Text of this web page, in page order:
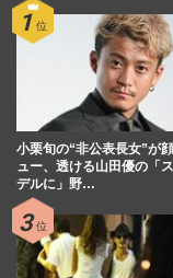
小栗旬の“非公表長女”が
ュー、透ける山田優の「
デルに」野…